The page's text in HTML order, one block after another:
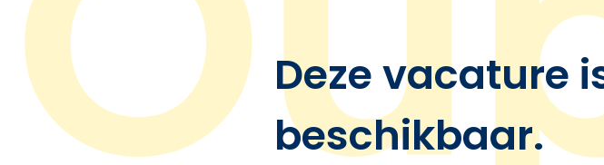
Deze vacature
beschikbaar.